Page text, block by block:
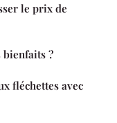
le prix de
bienfaits ?
fléchettes avec